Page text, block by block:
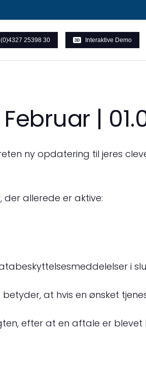
25398 30 Interaktive Demo
|
en ny opdatering til jeres
allerede er aktive:
i
betyder, at hvis en ønsket
efter at en aftale er